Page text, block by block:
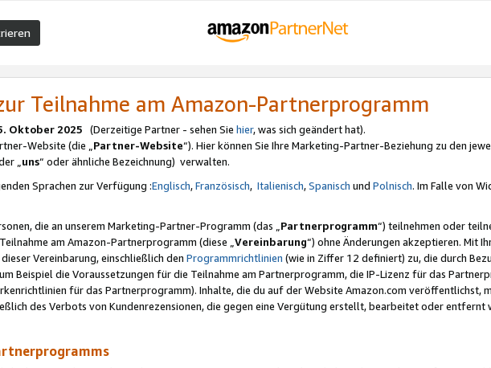
Teilnahme am Amazon-Partnerprogramm
Oktober 2025 (Derzeitige Partner - sehen Sie hier, was sich geändert hat).
Website (die „Partner-Website“). Hier können Sie Ihre Marketing-Partner-Beziehung zu den
„uns“ oder ähnliche Bezeichnung) verwalten.
Sprachen zur Verfügung :Englisch,Französisch, Italienisch,Spanisch und Polnisch. Im Falle von
die an unserem Marketing-Partner-Programm (das „Partnerprogramm“) teilnehmen oder
am Amazon-Partnerprogramm (diese „Vereinbarung“) ohne Änderungen akzeptieren. Mit
Vereinbarung, einschließlich den Programmrichtlinien (wie in Ziffer 12 definiert) zu, die durch
Beispiel die Voraussetzungen für die Teilnahme am Partnerprogramm, die IP-Lizenz für das
für das Partnerprogramm). Inhalte, die du auf der Website Amazon.com veröffentlichst,
des Verbots von Kundenrezensionen, die gegen eine Vergütung erstellt, bearbeitet oder entfernt